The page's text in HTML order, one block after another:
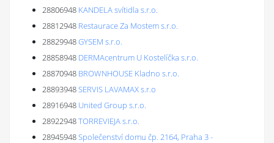
28806948 KANDELA svítidla s.r.o.
28812948 Restaurace Za Mostem s.r.o.
28829948GYSEM s.r.o.
28858948 DERMAcentrum U Kostelíčka s.r.o.
28870948 BROWNHOUSE Kladno s.r.o.
28893948SERVIS LAVAMAX s.r.o
28916948 United Group s.r.o.
28922948TORREVIEJA s.r.o.
28945948Společenství domu čp. 2164, Praha 3 -